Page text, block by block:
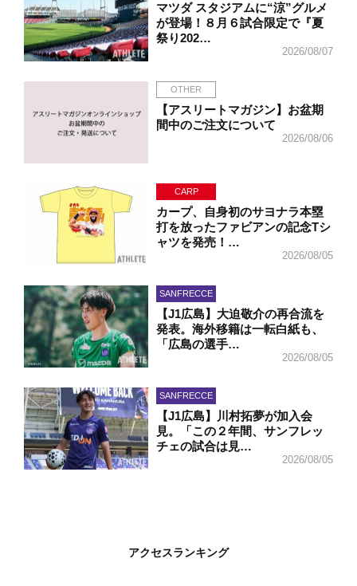
マツダ スタジアムに“涼”グルメ
が登場！８月６試合限定で『夏
祭り202…
2026/08/07
OTHER
【アスリートマガジン】お盆期
間中のご注文について
2026/08/06
CARP
カープ、自身初のサヨナラ本塁
打を放ったファビアンの記念Tシ
ャツを発売！…
2026/08/05
SANFRECCE
【J1広島】大迫敬介の再合流を
発表。海外移籍は一転白紙も、
「広島の選手…
2026/08/05
SANFRECCE
【J1広島】川村拓夢が加入会
見。「この２年間、サンフレッ
チェの試合は見…
2026/08/05
アクセスランキング